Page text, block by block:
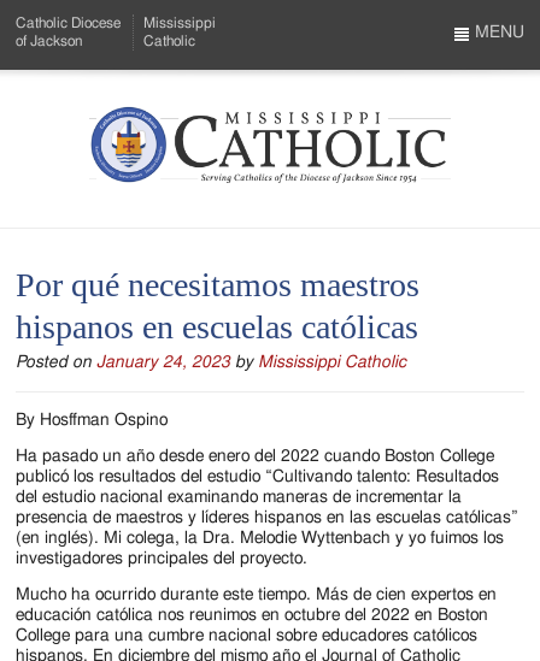
to
Menu
Content
Catholic Diocese
of Jackson
Mississippi
Catholic
Mississippi
Serving
Catholics
of
the
Diocese
of
Jackson
Since
1954
MENU
Por qué necesitamos maestros
hispanos en escuelas católicas
Posted onJanuary 24, 2023 by Mississippi Catholic
By Hosffman Ospino
Ha pasado un año desde enero del 2022 cuando Boston College
publicó los resultados del estudio “Cultivando talento: Resultados
del estudio nacional examinando maneras de incrementar la
presencia de maestros y líderes hispanos en las escuelas católicas”
(en inglés). Mi colega, la Dra. Melodie Wyttenbach y yo fuimos los
investigadores principales del proyecto.
Mucho ha ocurrido durante este tiempo. Más de cien expertos en
educación católica nos reunimos en octubre del 2022 en Boston
College para una cumbre nacional sobre educadores católicos
hispanos. En diciembre del mismo año el Journal of Catholic